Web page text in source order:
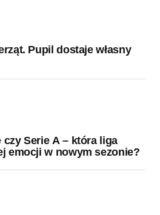
Pupil dostaje własny
czy Serie A – która liga
emocji w nowym sezonie?